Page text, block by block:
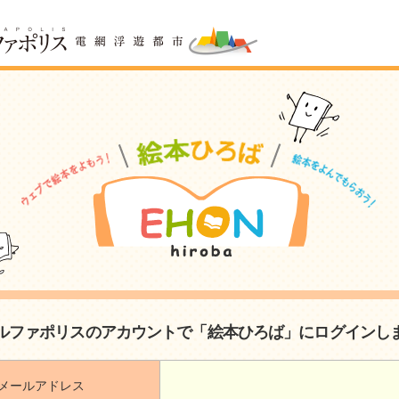
ファポリスのアカウントで「絵本ひろば」にログインし
ールアドレス